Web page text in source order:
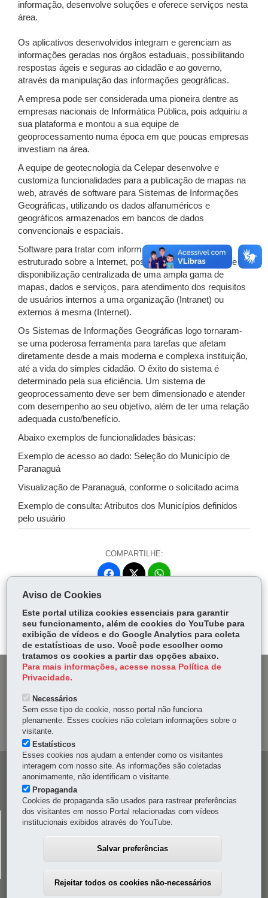
informação, desenvolve soluções e oferece serviços nesta
área.
Os aplicativos desenvolvidos integram e gerenciam as
informações geradas nos órgãos estaduais, possibilitando
respostas ágeis e seguras ao cidadão e ao governo,
através da manipulação das informações geográficas.
A empresa pode ser considerada uma pioneira dentre as
empresas nacionais de Informática Pública, pois adquiriu a
sua plataforma e montou a sua equipe de
geoprocessamento numa época em que poucas empresas
investiam na área.
A equipe de geotecnologia da Celepar desenvolve e
customiza funcionalidades para a publicação de mapas na
web, através de software para Sistemas de Informações
Geográficas, utilizando os dados alfanuméricos e
geográficos armazenados em bancos de dados
convencionais e espaciais.
Software para tratar com informações geográficas,
estruturado sobre a Internet, possibilitam a construção e
disponibilização centralizada de uma ampla gama de
mapas, dados e serviços, para atendimento dos requisitos
de usuários internos a uma organização (Intranet) ou
externos à mesma (Internet).
Os Sistemas de Informações Geográficas logo tornaram-
se uma poderosa ferramenta para tarefas que afetam
diretamente desde a mais moderna e complexa instituição,
até a vida do simples cidadão. O êxito do sistema é
determinado pela sua eficiência. Um sistema de
geoprocessamento deve ser bem dimensionado e atender
com desempenho ao seu objetivo, além de ter uma relação
adequada custo/benefício.
Abaixo exemplos de funcionalidades básicas:
Exemplo de acesso ao dado: Seleção do Município de
Paranaguá
Visualização de Paranaguá, conforme o solicitado acima
Exemplo de consulta: Atributos dos Municípios definidos
pelo usuário
COMPARTILHE:
Fa
ok
itt
er
W
Ap
p
DENUNCIE CORRUPÇÃO
OUVIDORIA
Navegação
principal
CELEPAR
Rua Mateus Leme, 1561 - Bom Retiro-80520-174-Curitiba
MAPA
41 3200-5000
Aviso de Cookies
Este portal utiliza cookies essenciais para garantir
seu funcionamento, além de cookies do YouTube para
exibição de vídeos e do Google Analytics para coleta
de estatísticas de uso. Você pode escolher como
tratamos os cookies a partir das opções abaixo.
Para mais informações, acesse nossa Política de
Privacidade.
Necessários
Sem esse tipo de cookie, nosso portal não funciona
plenamente. Esses cookies não coletam informações sobre o
visitante.
Estatísticos
Esses cookies nos ajudam a entender como os visitantes
interagem com nosso site. As informações são coletadas
anonimamente, não identificam o visitante.
Propaganda
Cookies de propaganda são usados para rastrear preferências
dos visitantes em nosso Portal relacionadas com vídeos
institucionais exibidos através do YouTube.
Salvar preferências
Rejeitar todos os cookies não-necessários